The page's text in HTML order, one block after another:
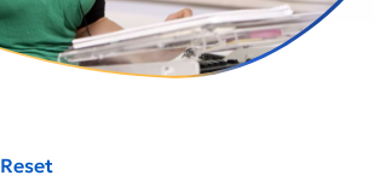
Reset